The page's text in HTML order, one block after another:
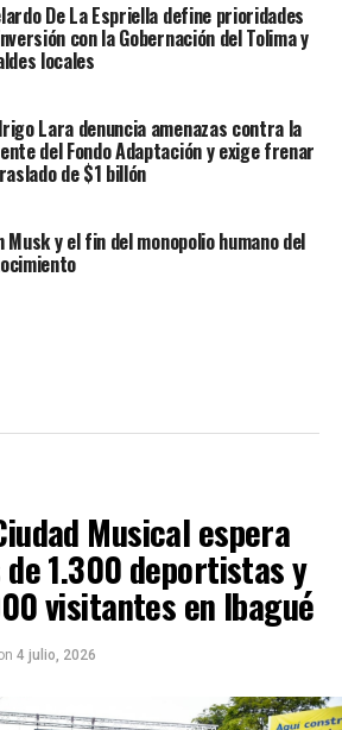
De La Espriella define prioridades
con la Gobernación del Tolima y
locales
Lara denuncia amenazas contra la
del Fondo Adaptación y exige frenar
de $1 billón
Musk y el fin del monopolio humano del
Musical espera
1.300 deportistas y
visitantes en Ibagué
4 julio, 2026